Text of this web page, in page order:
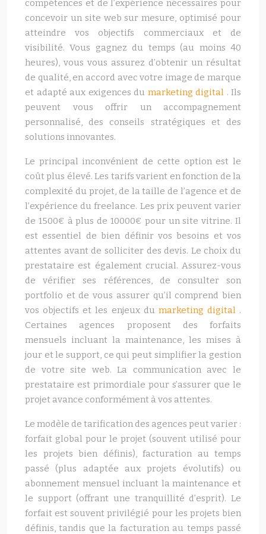
compétences et de l’expérience nécessaires pour
concevoir un site web sur mesure, optimisé pour
atteindre vos objectifs commerciaux et de
visibilité. Vous gagnez du temps (au moins 40
heures), vous vous assurez d’obtenir un résultat
de qualité, en accord avec votre image de marque
et adapté aux exigences du marketing digital . Ils
peuvent vous offrir un accompagnement
personnalisé, des conseils stratégiques et des
solutions innovantes.
Le principal inconvénient de cette option est le
coût plus élevé. Les tarifs varient en fonction de la
complexité du projet, de la taille de l’agence et de
l’expérience du freelance. Les prix peuvent varier
de 1500€ à plus de 10000€ pour un site vitrine. Il
est essentiel de bien définir vos besoins et vos
attentes avant de solliciter des devis. Le choix du
prestataire est également crucial. Assurez-vous
de vérifier ses références, de consulter son
portfolio et de vous assurer qu’il comprend bien
vos objectifs et les enjeux du marketing digital .
Certaines agences proposent des forfaits
mensuels incluant la maintenance, les mises à
jour et le support, ce qui peut simplifier la gestion
de votre site web. La communication avec le
prestataire est primordiale pour s’assurer que le
projet avance conformément à vos attentes.
Le modèle de tarification des agences peut varier :
forfait global pour le projet (souvent utilisé pour
les projets bien définis), facturation au temps
passé (plus adaptée aux projets évolutifs) ou
abonnement mensuel incluant la maintenance et
le support (offrant une tranquillité d’esprit). Le
forfait est souvent privilégié pour les projets bien
définis, tandis que la facturation au temps passé